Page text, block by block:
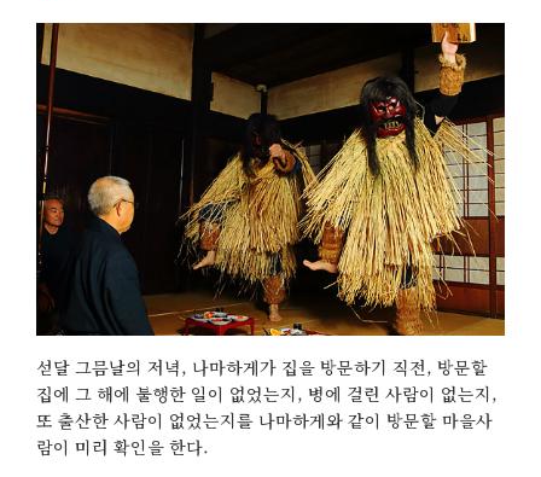
섣달 그믐날의 저녁, 나마하게가 집을 방문하기 직전, 방문할
집에 그 해에 불행한 일이 없었는지, 병에 걸린 사람이 없는지,
또 출산한 사람이 없었는지를 나마하게와 같이 방문할 마을사
람이 미리 확인을 한다.